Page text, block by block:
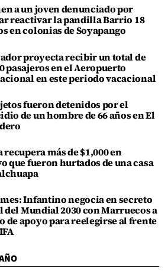
a un joven denunciado por
reactivar la pandilla Barrio 18
en colonias de Soyapango
proyecta recibir un total de
pasajeros en el Aeropuerto
en este periodo vacacional
fueron detenidos por el
de un hombre de 66 años en El
más de $1,000 en
que fueron hurtados de una casa
Infantino negocia en secreto
del Mundial 2030 con Marruecos a
de apoyo para reelegirse al frente